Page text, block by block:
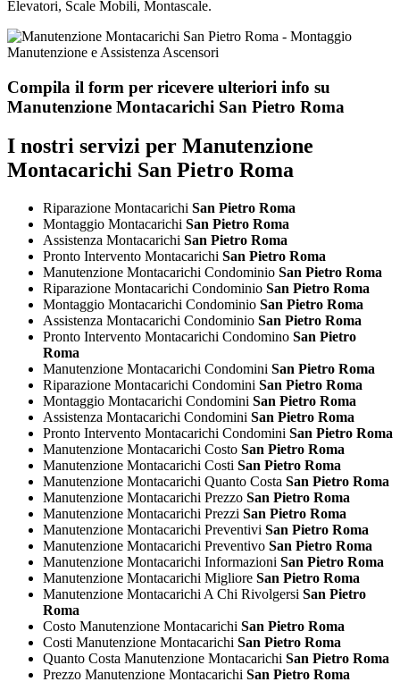
Elevatori, Scale Mobili, Montascale.
Compila il form per ricevere ulteriori info su
Manutenzione Montacarichi San Pietro Roma
I nostri servizi per Manutenzione
Montacarichi San Pietro Roma
Riparazione Montacarichi San Pietro Roma
Montaggio Montacarichi San Pietro Roma
Assistenza Montacarichi San Pietro Roma
Pronto Intervento Montacarichi San Pietro Roma
Manutenzione Montacarichi Condominio San Pietro Roma
Riparazione Montacarichi Condominio San Pietro Roma
Montaggio Montacarichi Condominio San Pietro Roma
Assistenza Montacarichi Condominio San Pietro Roma
Pronto Intervento Montacarichi Condomino San Pietro
Roma
Manutenzione Montacarichi Condomini San Pietro Roma
Riparazione Montacarichi Condomini San Pietro Roma
Montaggio Montacarichi Condomini San Pietro Roma
Assistenza Montacarichi Condomini San Pietro Roma
Pronto Intervento Montacarichi Condomini San Pietro Roma
Manutenzione Montacarichi Costo San Pietro Roma
Manutenzione Montacarichi Costi San Pietro Roma
Manutenzione Montacarichi Quanto Costa San Pietro Roma
Manutenzione Montacarichi Prezzo San Pietro Roma
Manutenzione Montacarichi Prezzi San Pietro Roma
Manutenzione Montacarichi Preventivi San Pietro Roma
Manutenzione Montacarichi Preventivo San Pietro Roma
Manutenzione Montacarichi Informazioni San Pietro Roma
Manutenzione Montacarichi Migliore San Pietro Roma
Manutenzione Montacarichi A Chi Rivolgersi San Pietro
Roma
Costo Manutenzione Montacarichi San Pietro Roma
Costi Manutenzione Montacarichi San Pietro Roma
Quanto Costa Manutenzione Montacarichi San Pietro Roma
Prezzo Manutenzione Montacarichi San Pietro Roma